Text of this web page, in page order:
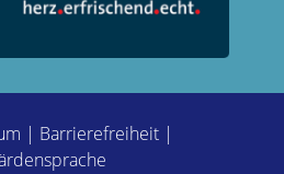
| Barrierefreiheit |